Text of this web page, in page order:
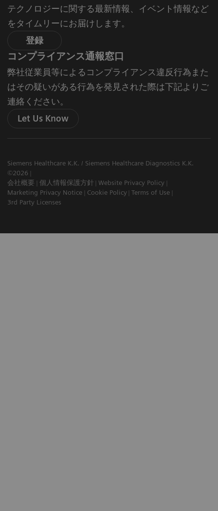
テクノロジーに関する最新情報、イベント情報など
をタイムリーにお届けします。
登録
コンプライアンス通報窓口
弊社従業員等によるコンプライアンス違反行為また
はその疑いがある行為を発見された際は下記よりご
連絡ください。
Let Us Know
Siemens Healthcare K.K. / Siemens Healthcare Diagnostics K.K.
©2026
会社概要
個人情報保護方針
Website Privacy Policy
Marketing Privacy Notice
Cookie Policy Terms of Use
3rd Party Licenses